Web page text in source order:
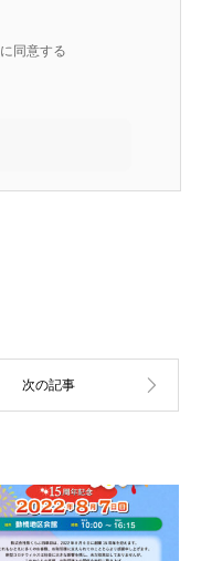
に同意する